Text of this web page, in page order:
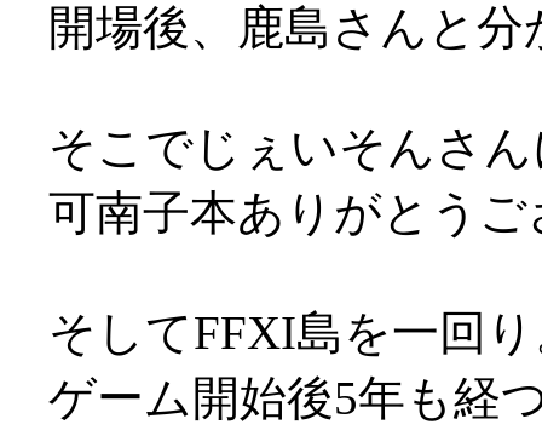
開場後、鹿島さんと
そこでじぇいそんさ
可南子本ありがとう
そしてFFXI島を一回
ゲーム開始後5年も経